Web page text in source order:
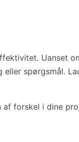
Uanset
eller spørgsmål.
af forskel i dine